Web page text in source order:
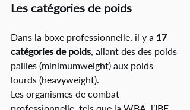
Les catégories de poids
Dans la boxe professionnelle, il y a 17
catégories de poids, allant des des poids
pailles (minimumweight) aux poids
lourds (heavyweight).
Les organismes de combat